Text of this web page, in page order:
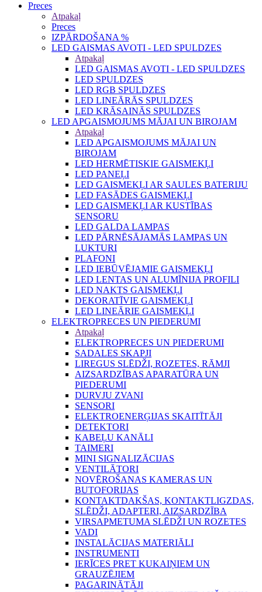
Preces
Atpakaļ
Preces
IZPĀRDOŠANA %
LED GAISMAS AVOTI - LED SPULDZES
Atpakaļ
LED GAISMAS AVOTI - LED SPULDZES
LED SPULDZES
LED RGB SPULDZES
LED LINEĀRĀS SPULDZES
LED KRĀSAINĀS SPULDZES
LED APGAISMOJUMS MĀJAI UN BIROJAM
Atpakaļ
LED APGAISMOJUMS MĀJAI UN
BIROJAM
LED HERMĒTISKIE GAISMEKĻI
LED PANEĻI
LED GAISMEKĻI AR SAULES BATERIJU
LED FASĀDES GAISMEKĻI
LED GAISMEKĻI AR KUSTĪBAS
SENSORU
LED GALDA LAMPAS
LED PĀRNĒSĀJAMĀS LAMPAS UN
LUKTURI
PLAFONI
LED IEBŪVĒJAMIE GAISMEKĻI
LED LENTAS UN ALUMĪNIJA PROFILI
LED NAKTS GAISMEKĻI
DEKORATĪVIE GAISMEKĻI
LED LINEĀRIE GAISMEKĻI
ELEKTROPRECES UN PIEDERUMI
Atpakaļ
ELEKTROPRECES UN PIEDERUMI
SADALES SKAPJI
LIREGUS SLĒDŽI, ROZETES, RĀMJI
AIZSARDZĪBAS APARATŪRA UN
PIEDERUMI
DURVJU ZVANI
SENSORI
ELEKTROENERĢIJAS SKAITĪTĀJI
DETEKTORI
KABEĻU KANĀLI
TAIMERI
MINI SIGNALIZĀCIJAS
VENTILĀTORI
NOVĒROŠANAS KAMERAS UN
BUTOFORIJAS
KONTAKTDAKŠAS, KONTAKTLIGZDAS,
SLĒDŽI, ADAPTERI, AIZSARDZĪBA
VIRSAPMETUMA SLĒDŽI UN ROZETES
VADI
INSTALĀCIJAS MATERIĀLI
INSTRUMENTI
IERĪCES PRET KUKAIŅIEM UN
GRAUZĒJIEM
PAGARINĀTĀJI